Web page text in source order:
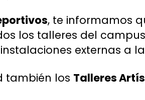
, te informamos
los talleres del
externas a
también los Talleres